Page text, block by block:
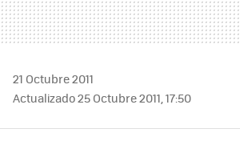
21 Octubre 2011
Actualizado 25 Octubre 2011, 17:50